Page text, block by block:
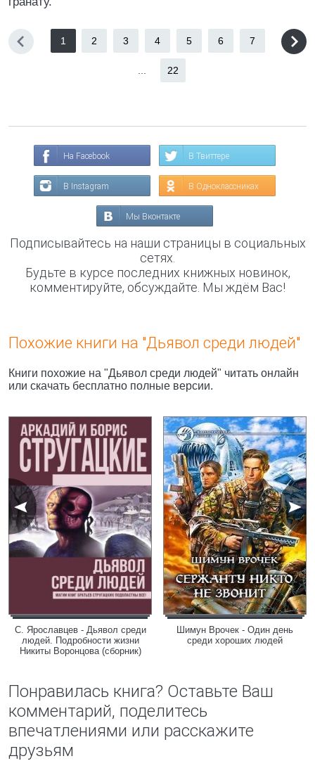
1 2 3 4 5 6 7
22
На Facebook В Твиттере
В Instagram В Одноклассниках
Мы Вконтакте
Подписывайтесь на наши страницы в социальных
сетях.
Будьте в курсе последних книжных новинок,
комментируйте, обсуждайте. Мы ждём Вас!
Похожие книги на "Дьявол среди людей"
Книги похожие на "Дьявол среди людей" читать онлайн
или скачать бесплатно полные версии.
С. Ярославцев - Дьявол среди
людей. Подробности жизни
Никиты Воронцова (сборник)
Шимун Врочек - Один день
среди хороших людей
Понравилась книга? Оставьте Ваш
комментарий, поделитесь
впечатлениями или расскажите
друзьям